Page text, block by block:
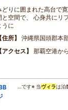
どりに囲まれた高台で
と空間で、 心身共にリ
うに
住所
沖縄県国頭郡本
アクセス
那覇空港か
…です※ 当ヴィラは泊